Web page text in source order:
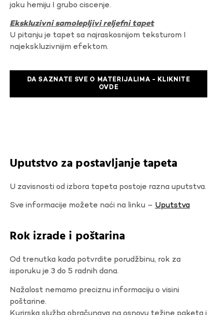
jaku hemiju I grubo ciscenje.
Ekskluzivni samolepljivi reljefni tapet
U pitanju je tapet sa najraskosnijom teksturom I
najekskluzivnijim efektom.
DA SAZNATE SVE O MATERIJALIMA - KLIKNITE
OVDE
Uputstvo za postavljanje tapeta
U zavisnosti od izbora tapeta postoje razna uputstva.
Sve informacije možete naći na linku – Uputstva
Rok izrade i poštarina
Od trenutka kada potvrdite porudžbinu, rok za
isporuku je 3 do 5 radnih dana.
Nažalost nemamo preciznu informaciju o visini
poštarine.